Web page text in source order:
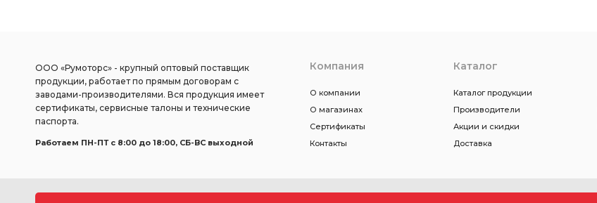
ООО «Румоторс» - крупный оптовый поставщик
продукции, работает по прямым договорам с
заводами-производителями. Вся продукция имеет
сертификаты, сервисные талоны и технические
паспорта.
Работаем ПН-ПТ c 8:00 до 18:00, СБ-ВС выходной
Компания
О компании
О магазинах
Сертификаты
Контакты
Каталог
Каталог продукции
Производители
Акции и скидки
Доставка